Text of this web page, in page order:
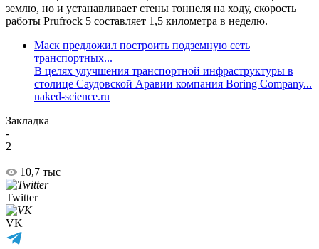
землю, но и устанавливает стены тоннеля на ходу, скорость
работы Prufrock 5 составляет 1,5 километра в неделю.
Маск предложил построить подземную сеть
транспортных...
В целях улучшения транспортной инфраструктуры в
столице Саудовской Аравии компания Boring Company...
naked-science.ru
Закладка
-
2
+
10,7 тыс
Twitter
VK